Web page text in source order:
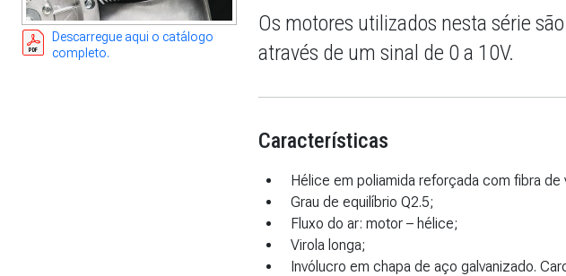
Descarregue aqui o catálogo
completo.
Os motores utilizados nesta série
através de um sinal de 0 a 10V.
Características
Hélice em poliamida reforçada com fibra
Grau de equilíbrio Q2.5;
Fluxo do ar: motor – hélice;
Virola longa;
Invólucro em chapa de aço galvanizado.